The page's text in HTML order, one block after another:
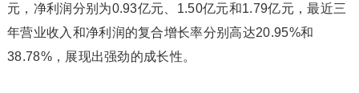
元，净利润分别为0.93亿元、1.50亿元和1.79亿元，最近三
年营业收入和净利润的复合增长率分别高达20.95%和
38.78%，展现出强劲的成长性。